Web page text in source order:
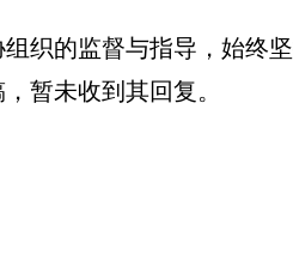
织的监督与指导，始终
暂未收到其回复。